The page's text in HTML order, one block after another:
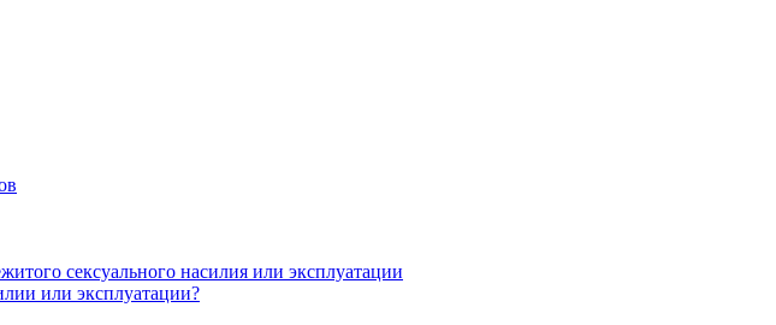
сексуального насилия или эксплуатации
или эксплуатации?